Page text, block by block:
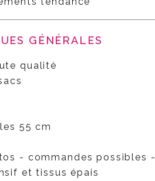
GÉNÉRALES
qualité
55 cm
- commandes possibles -
et tissus épais